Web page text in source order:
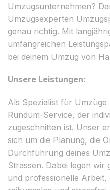
Umzugsunternehmen?
Umzugsexperten
genau richtig. Mit
umfangreichen
bei deinem Umzug von
Unsere Leistungen:
Als Spezialist für
Rundum-Service, der
zugeschnitten ist. Unser
sich um die Planung, die
Durchführung deines
Strassen. Dabei legen
und professionelle Arbeit,